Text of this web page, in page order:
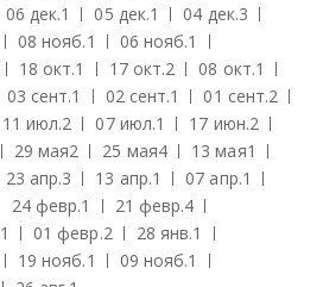
06 дек.1 05 дек.1 04 дек.3
08 нояб.1 06 нояб.1
18 окт.1 17 окт.2 08 окт.1
03 сент.1 02 сент.1 01 сент.2
11 июл.2 07 июл.1 17 июн.2
29 мая2 25 мая4 13 мая1
23 апр.3 13 апр.1 07 апр.1
24 февр.1 21 февр.4
1 01 февр.2 28 янв.1
19 нояб.1 09 нояб.1